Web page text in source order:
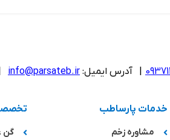
آدرس ایمیل: info@parsateb.ir
خدمات پارساطب
مشاوره زخم
گن